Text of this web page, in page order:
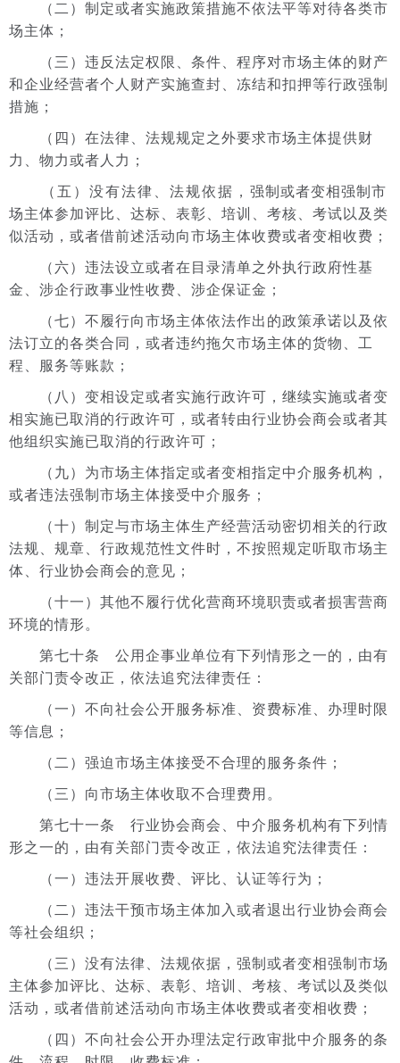
（二）制定或者实施政策措施不依法平等对待各类市
场主体；
（三）违反法定权限、条件、程序对市场主体的财产
和企业经营者个人财产实施查封、冻结和扣押等行政强制
措施；
（四）在法律、法规规定之外要求市场主体提供财
力、物力或者人力；
（五）没有法律、法规依据，强制或者变相强制市
场主体参加评比、达标、表彰、培训、考核、考试以及类
似活动，或者借前述活动向市场主体收费或者变相收费；
（六）违法设立或者在目录清单之外执行政府性基
金、涉企行政事业性收费、涉企保证金；
（七）不履行向市场主体依法作出的政策承诺以及依
法订立的各类合同，或者违约拖欠市场主体的货物、工
程、服务等账款；
（八）变相设定或者实施行政许可，继续实施或者变
相实施已取消的行政许可，或者转由行业协会商会或者其
他组织实施已取消的行政许可；
（九）为市场主体指定或者变相指定中介服务机构，
或者违法强制市场主体接受中介服务；
（十）制定与市场主体生产经营活动密切相关的行政
法规、规章、行政规范性文件时，不按照规定听取市场主
体、行业协会商会的意见；
（十一）其他不履行优化营商环境职责或者损害营商
环境的情形。
第七十条 公用企事业单位有下列情形之一的，由有
关部门责令改正，依法追究法律责任：
（一）不向社会公开服务标准、资费标准、办理时限
等信息；
（二）强迫市场主体接受不合理的服务条件；
（三）向市场主体收取不合理费用。
第七十一条 行业协会商会、中介服务机构有下列情
形之一的，由有关部门责令改正，依法追究法律责任：
（一）违法开展收费、评比、认证等行为；
（二）违法干预市场主体加入或者退出行业协会商会
等社会组织；
（三）没有法律、法规依据，强制或者变相强制市场
主体参加评比、达标、表彰、培训、考核、考试以及类似
活动，或者借前述活动向市场主体收费或者变相收费；
（四）不向社会公开办理法定行政审批中介服务的条